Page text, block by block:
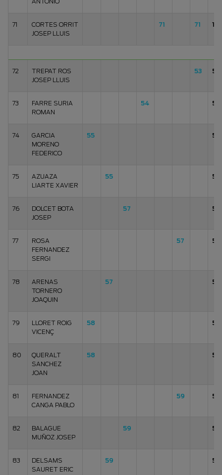
71
CORTES ORRIT
JOSEP LLUIS
71 71
72
TREPAT ROS
JOSEP LLUIS
53 53
73
FARRE SURIA
ROMAN
54 54
74
GARCIA
MORENO
FEDERICO
55 55
75
AZUAZA
LIARTE XAVIER
55 55
76
DOLCET BOTA
JOSEP
57 57
77
ROSA
FERNANDEZ
SERGI
57 57
78
ARENAS
TORNERO
JOAQUIN
57 57
79
LLORET ROIG
VICENÇ
58 58
80
QUERALT
SANCHEZ
JOAN
58 58
81
FERNANDEZ
CANGA PABLO
59 59
82
BALAGUE
MUÑOZ JOSEP
59 59
83
DELSAMS
SAURET ERIC
59 59